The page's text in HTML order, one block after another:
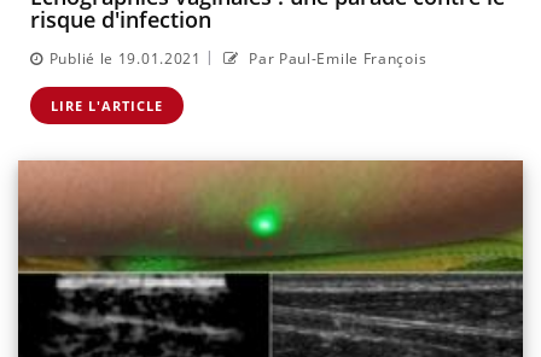
risque d'infection
Publié le 19.01.2021 | Par Paul-Emile François
LIRE L'ARTICLE